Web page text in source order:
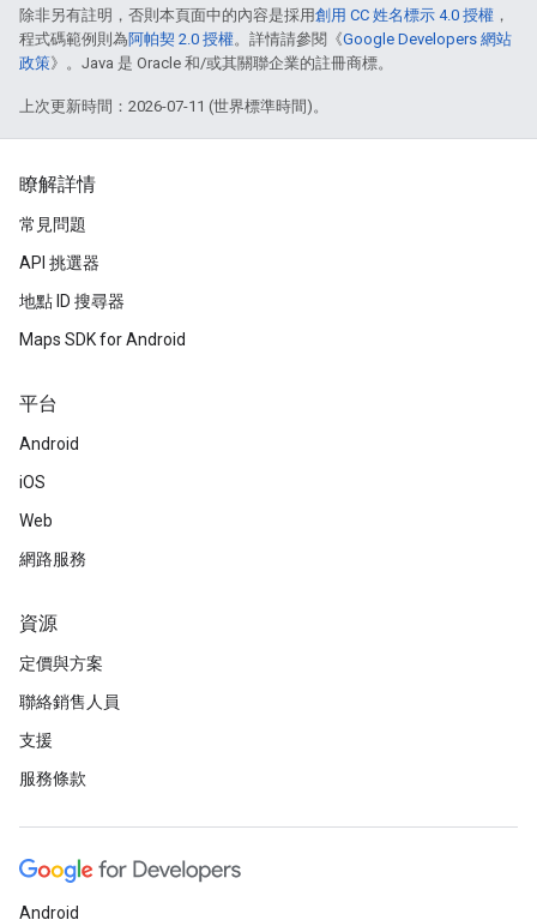
除非另有註明，否則本頁面中的內容是採用創用 CC 姓名標示 4.0 授權 ，
程式碼範例則為阿帕契 2.0 授權。詳情請參閱《Google Developers 網站
政策》。Java 是 Oracle 和/或其關聯企業的註冊商標。
上次更新時間：2026-07-11 (世界標準時間)。
瞭解詳情
常見問題
API 挑選器
地點 ID 搜尋器
Maps SDK for Android
平台
Android
iOS
Web
網路服務
資源
定價與方案
聯絡銷售人員
支援
服務條款
Android